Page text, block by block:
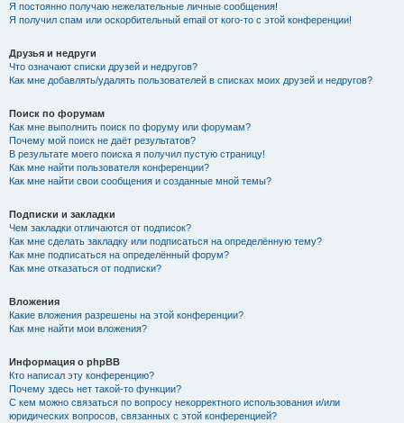
Я постоянно получаю нежелательные личные сообщения!
Я получил спам или оскорбительный email от кого-то с этой конференции!
Друзья и недруги
Что означают списки друзей и недругов?
Как мне добавлять/удалять пользователей в списках моих друзей и недругов?
Поиск по форумам
Как мне выполнить поиск по форуму или форумам?
Почему мой поиск не даёт результатов?
В результате моего поиска я получил пустую страницу!
Как мне найти пользователя конференции?
Как мне найти свои сообщения и созданные мной темы?
Подписки и закладки
Чем закладки отличаются от подписок?
Как мне сделать закладку или подписаться на определённую тему?
Как мне подписаться на определённый форум?
Как мне отказаться от подписки?
Вложения
Какие вложения разрешены на этой конференции?
Как мне найти мои вложения?
Информация о phpBB
Кто написал эту конференцию?
Почему здесь нет такой-то функции?
С кем можно связаться по вопросу некорректного использования и/или
юридических вопросов, связанных с этой конференцией?